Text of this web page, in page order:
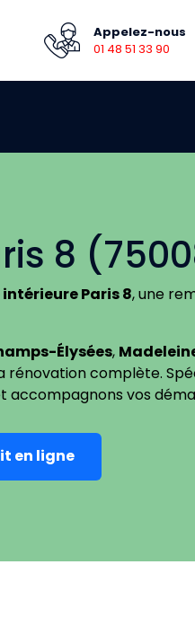
Appelez-nous
01 48 51 33 90
8
Paris 8, une
Élysées,
rénovation complète.
accompagnons vos
en ligne